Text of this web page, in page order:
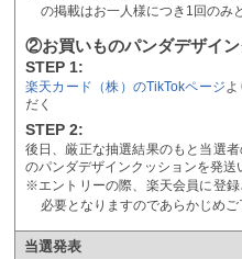
の掲載はお一人様につき1回のみ
②お買いものパンダデザイ
STEP 1:
楽天カード（株）のTikTokページ
だく
STEP 2:
後日、厳正な抽選結果のもと当選
のパンダデザインクッションを発送
※エントリーの際、楽天会員に登
必要となりますのであらかじめご
当選発表